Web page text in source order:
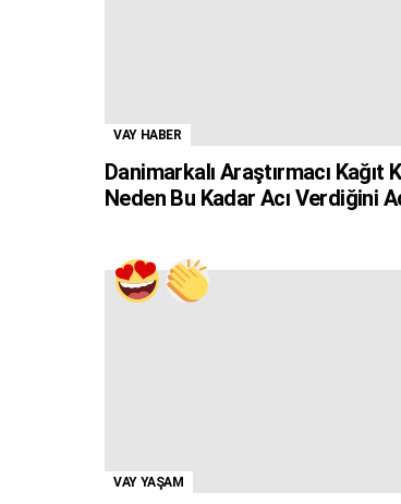
VAY HABER
Danimarkalı Araştırmacı Kağıt
Neden Bu Kadar Acı Verdiğini
VAY YAŞAM